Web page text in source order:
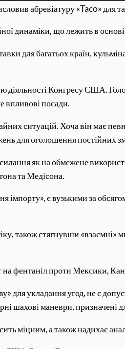
абревіатуру «Taco» для
динаміки, що лежить в
для багатьох країн,
діяльності Конгресу США.
впливові посади.
ситуацій. Хоча він має
для оголошення постійних
як на обмежене
та Медісона.
імпорту», ​​є вузькими за
також стягнувши «взаємні»
фентаніл проти Мексики,
для укладання угод, не є
шахові маневри, призначені
міцним, а також надихає